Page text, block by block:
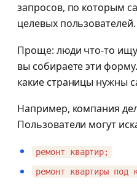
запросов, по которым
целевых пользователей.
Проще: люди что-то
вы собираете эти
какие страницы нужны
Например, компания
Пользователи могут
ремонт квартир;
ремонт квартиры под